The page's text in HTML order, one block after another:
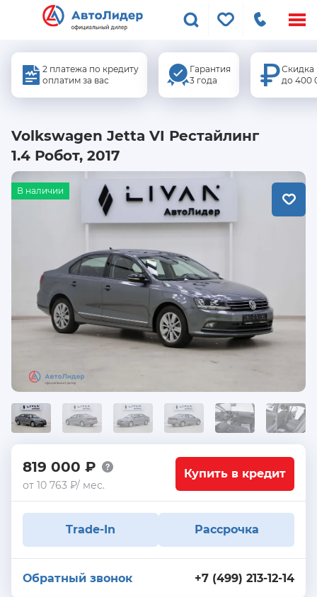
2 платежа по кредиту
оплатим за вас
Гарантия
3 года
Скидка
до 400
Volkswagen Jetta VI Рестайлинг
1.4 Робот, 2017
В наличии
819 000 ₽
от 10 763 ₽/ мес.
Купить в кредит
Trade-In Рассрочка
+7 (499) 213-12-14
Обратный звонок